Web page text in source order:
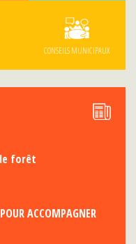
CONSEILS MUNICIPAUX
forêt
ACCOMPAGNER